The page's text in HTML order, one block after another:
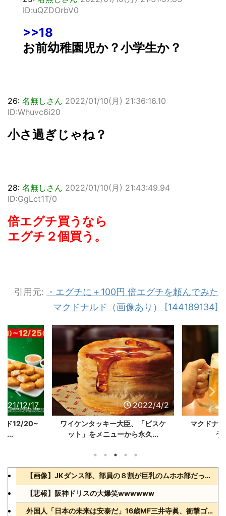
ID:uQZDOrbV0
>>18
お前幼稚園児か？小学生か？
26: 名無しさん 2022/01/10(月) 21:36:16.10
ID:Whuvc6i20
小さ過ぎじゃね？
28: 名無しさん 2022/01/10(月) 21:43:49.94
ID:GgLct1T/0
倍エグチ買うなら
エグチ２個買う。
引用元: ・ エグチに＋100円 倍エグチを頼んでみた
マクドナルド（画像あり） [144189134]
12/17
ド12/20~
...
2022/4/2
ワイケンタッキー大臣、「ビスケ
ット」をメニューから永久...
マクドナ
う
【画像】JKダンス部、部員の８割が巨乳のムホホ部だったwww
【悲報】阪神ドリスの大爆笑wwwwww
外国人「日本の未来は安泰だ」16歳MF三井寺眞、衝撃ゴール！久保建英超え歴代2位の記録！3得点に絡む活躍で海外絶賛！【海外の反応】